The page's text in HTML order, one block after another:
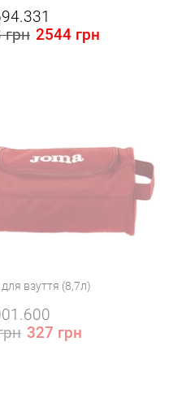
грн 2544 грн
взуття (8,7л)
327 грн